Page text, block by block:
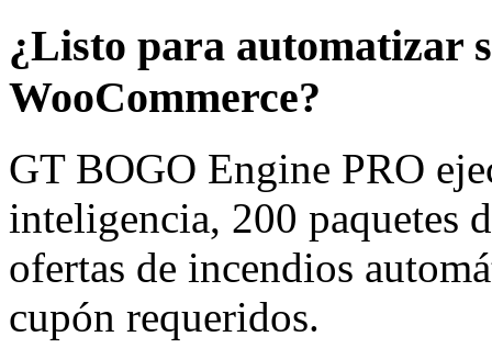
¿Listo para automatizar
WooCommerce?
GT BOGO Engine PRO
inteligencia, 200 paquetes
ofertas de incendios
cupón requeridos.